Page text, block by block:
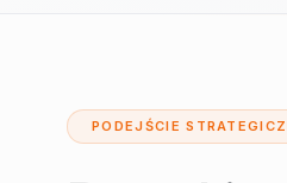
PODEJŚCIE